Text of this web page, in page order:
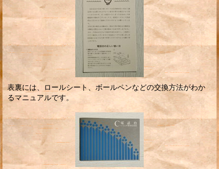
表裏には、ロールシート、ボールペンなどの交換方法がわか
るマニュアルです。